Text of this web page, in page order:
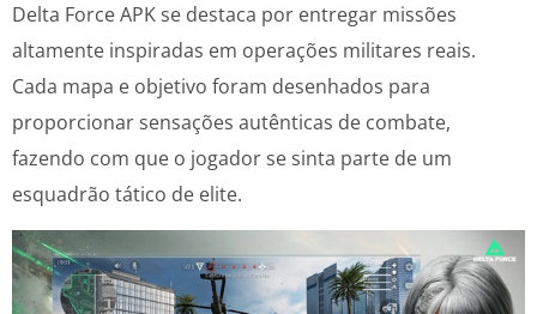
Delta Force APK se destaca por entregar missões
altamente inspiradas em operações militares reais.
Cada mapa e objetivo foram desenhados para
proporcionar sensações autênticas de combate,
fazendo com que o jogador se sinta parte de um
esquadrão tático de elite.